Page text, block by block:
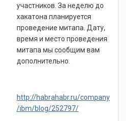
участников. За неделю до
хакатона планируется
проведение митапа. Дату,
время и место проведения
митапа мы сообщим вам
дополнительно.
http://habrahabr.ru/company
/ibm/blog/252797/